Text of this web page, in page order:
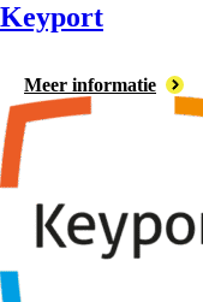
Keyport
Meer informatie